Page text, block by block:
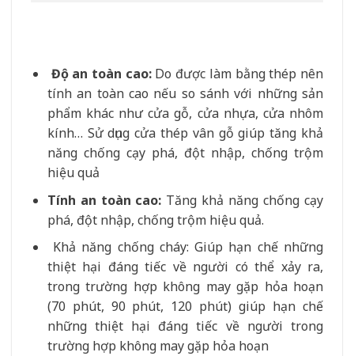
Độ an toàn cao:Do được làm bằng thép nên
tính an toàn cao nếu so sánh với những sản
phẩm khác như cửa gỗ, cửa nhựa, cửa nhôm
kính… Sử dụng cửa thép vân gỗ giúp tăng khả
năng chống cạy phá, đột nhập, chống trộm
hiệu quả
Tính an toàn cao: Tăng khả năng chống cạy
phá, đột nhập, chống trộm hiệu quả.
Khả năng chống cháy: Giúp hạn chế những
thiệt hại đáng tiếc về người có thể xảy ra,
trong trường hợp không may gặp hỏa hoạn
(70 phút, 90 phút, 120 phút) giúp hạn chế
những thiệt hại đáng tiếc về người trong
trường hợp không may gặp hỏa hoạn